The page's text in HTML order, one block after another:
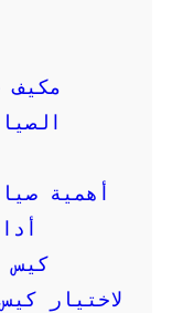
مكيف
أهمية
كيس
لاختيار